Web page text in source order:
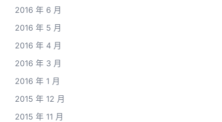
2016 年 6 月
2016 年 5 月
2016 年 4 月
2016 年 3 月
2016 年 1 月
2015 年 12 月
2015 年 11 月